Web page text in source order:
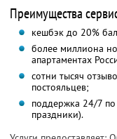
Преимущества
кешбэк до 20%
более миллиона
апартаментах
сотни тысяч
постояльцев;
поддержка 24/7
праздники).